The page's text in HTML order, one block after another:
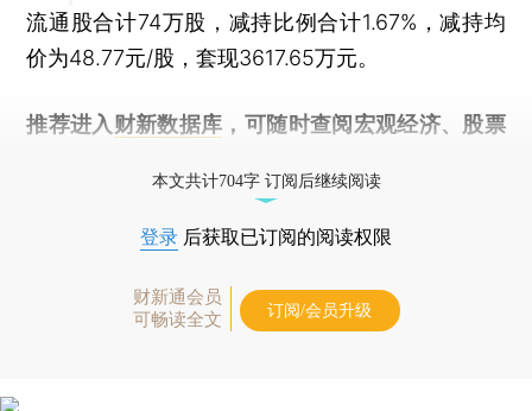
流通股合计74万股，减持比例合计1.67%，减持均
价为48.77元/股，套现3617.65万元。
推荐进入 财新数据库 ，可随时查阅宏观经济、股票
本文共计704字 订阅后继续阅读
登录 后获取已订阅的阅读权限
财新通会员
可畅读全文
订阅/会员升级